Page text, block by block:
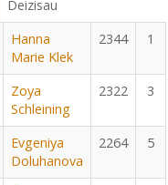
Deizisau
Hanna
Marie Klek
2344 1
Zoya
Schleining
2322 3
Evgeniya
Doluhanova
2264 5